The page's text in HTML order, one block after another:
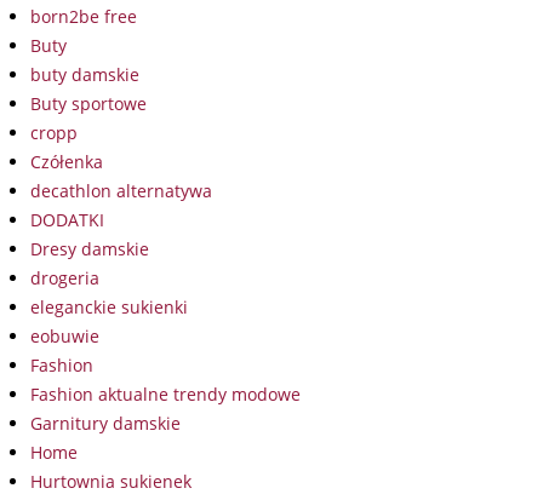
born2be free
Buty
buty damskie
Buty sportowe
cropp
Czółenka
decathlon alternatywa
DODATKI
Dresy damskie
drogeria
eleganckie sukienki
eobuwie
Fashion
Fashion aktualne trendy modowe
Garnitury damskie
Home
Hurtownia sukienek